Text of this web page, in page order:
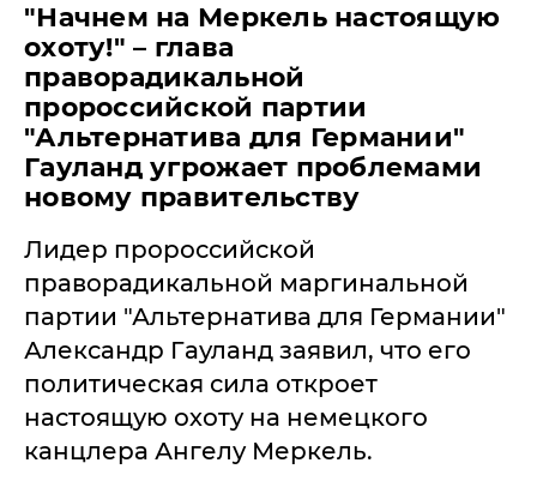
"Начнем на Меркель настоящую
охоту!" – глава
праворадикальной
пророссийской партии
"Альтернатива для Германии"
Гауланд угрожает проблемами
новому правительству
Лидер пророссийской
праворадикальной маргинальной
партии "Альтернатива для Германии"
Александр Гауланд заявил, что его
политическая сила откроет
настоящую охоту на немецкого
канцлера Ангелу Меркель.